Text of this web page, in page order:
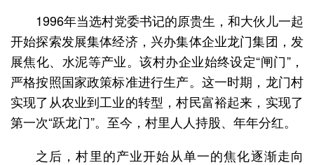
1996年当选村党委书记的原贵生，和大伙儿一起
开始探索发展集体经济，兴办集体企业龙门集团，发
展焦化、水泥等产业。该村办企业始终设定“闸门”，
严格按照国家政策标准进行生产。这一时期，龙门村
实现了从农业到工业的转型，村民富裕起来，实现了
第一次“跃龙门”。至今，村里人人持股、年年分红。
之后，村里的产业开始从单一的焦化逐渐走向